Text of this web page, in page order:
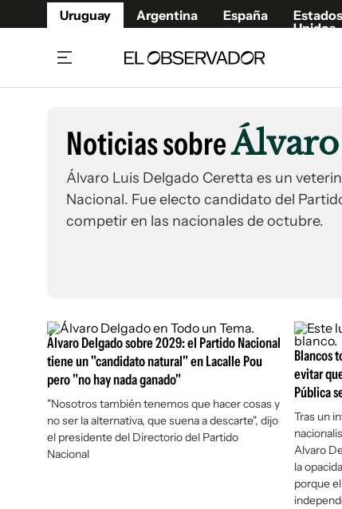
Uruguay Argentina España
Estados
Unidos
Beneficios Member
Referí
Nacional
Café y Negocios
Mundo
Cultura y Espectáculos
Ahora en:
Montevideo
14°C
Lluvia Moderada
Viernes:
Mín8°Máx
Noticias sobre
Álvaro Luis Delgado Ceretta es un
Nacional. Fue electo candidato del
competir en las nacionales de octubre.
Álvaro Delgado sobre 2029: el Partido Nacional
tiene un "candidato natural" en Lacalle Pou
pero "no hay nada ganado"
"Nosotros también tenemos que hacer cosas y
no ser la alternativa, que suena a descarte", dijo
el presidente del Directorio del Partido
Nacional
Blancos
evitar
Pública
Tras un
Alvaro
la
porque